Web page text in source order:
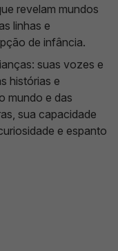
revelam mundos
linhas e
de infância.
suas vozes e
histórias e
mundo e das
sua capacidade
e espanto